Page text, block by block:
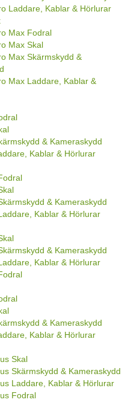
Laddare, Kablar & Hörlurar
Max Fodral
Max Skal
Max Skärmskydd &
Max Laddare, Kablar &
& Kameraskydd
Kablar & Hörlurar
& Kameraskydd
Kablar & Hörlurar
& Kameraskydd
Kablar & Hörlurar
& Kameraskydd
Kablar & Hörlurar
Skal
Skärmskydd & Kameraskydd
Laddare, Kablar & Hörlurar
Fodral